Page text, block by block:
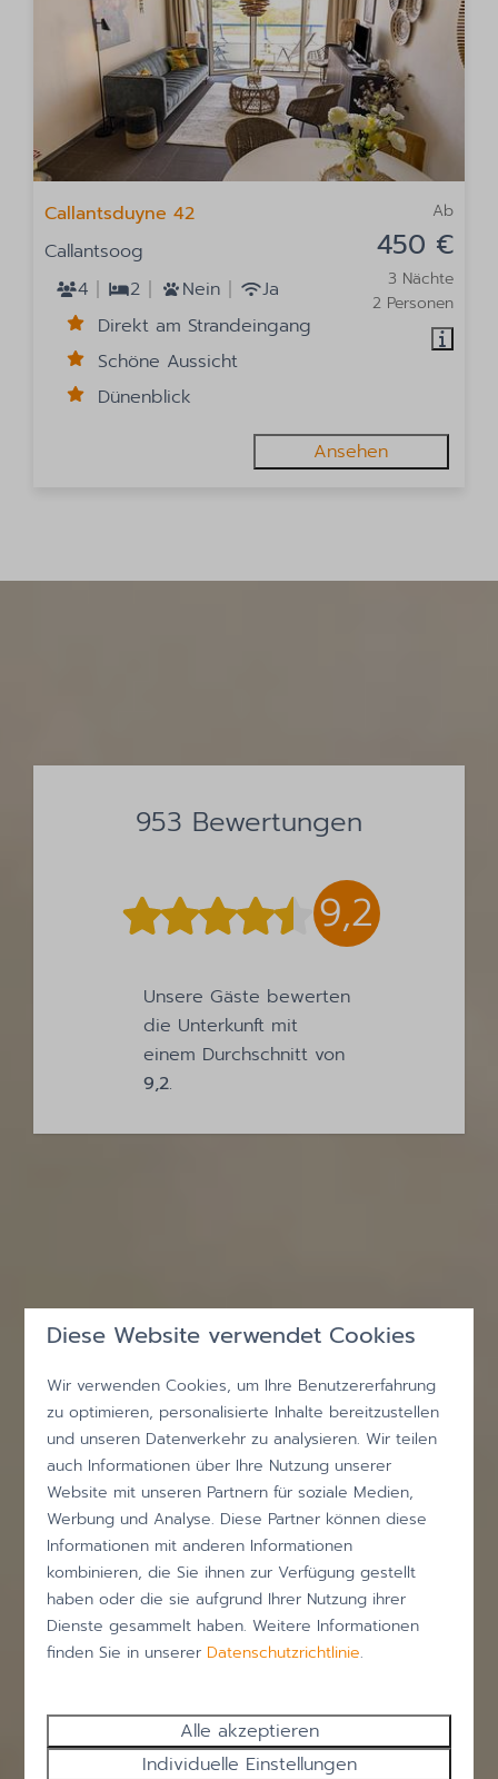
Ab
450 €
3 Nächte
2 Personen
Callantsduyne 42
Callantsoog
4
2 Nein
Ja
Direkt am Strandeingang
Schöne Aussicht
Dünenblick
Ansehen
953 Bewertungen
9,2
Unsere Gäste bewerten
die Unterkunft mit
einem Durchschnitt von
9,2.
Diese Website verwendet Cookies
Wir verwenden Cookies, um Ihre Benutzererfahrung
zu optimieren, personalisierte Inhalte bereitzustellen
und unseren Datenverkehr zu analysieren. Wir teilen
auch Informationen über Ihre Nutzung unserer
Website mit unseren Partnern für soziale Medien,
Werbung und Analyse. Diese Partner können diese
Informationen mit anderen Informationen
kombinieren, die Sie ihnen zur Verfügung gestellt
haben oder die sie aufgrund Ihrer Nutzung ihrer
Dienste gesammelt haben. Weitere Informationen
finden Sie in unserer Datenschutzrichtlinie.
Alle akzeptieren
Individuelle Einstellungen